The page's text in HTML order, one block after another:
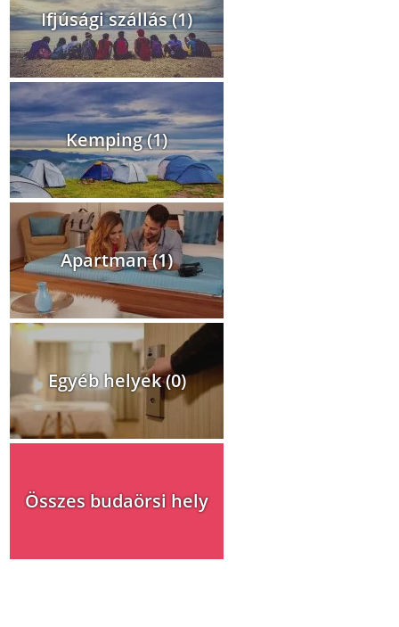
Ifjúsági szállás (1)
Kemping (1)
Apartman (1)
Egyéb helyek (0)
Összes budaörsi hely